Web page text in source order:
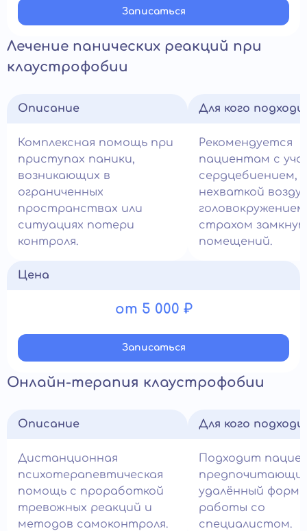
Записатьcя
Лечение панических реакций при
клаустрофобии
Описание
Комплексная помощь при
приступах паники,
возникающих в
ограниченных
пространствах или
ситуациях потери
контроля.
Для кого
Рекомендуется
пациентам с
сердцебиением,
нехваткой
страхом
помещений.
Цена
от 5 000 ₽
Записатьcя
Онлайн-терапия клаустрофобии
Описание
Дистанционная
психотерапевтическая
помощь с проработкой
тревожных реакций и
методов самоконтроля.
Для кого
Подходит
удалённый
работы со
специалистом.